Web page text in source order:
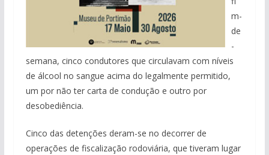
m-
de
-
semana, cinco condutores que circulavam com níveis
de álcool no sangue acima do legalmente permitido,
um por não ter carta de condução e outro por
desobediência.
Cinco das detenções deram-se no decorrer de
operações de fiscalização rodoviária, que tiveram lugar